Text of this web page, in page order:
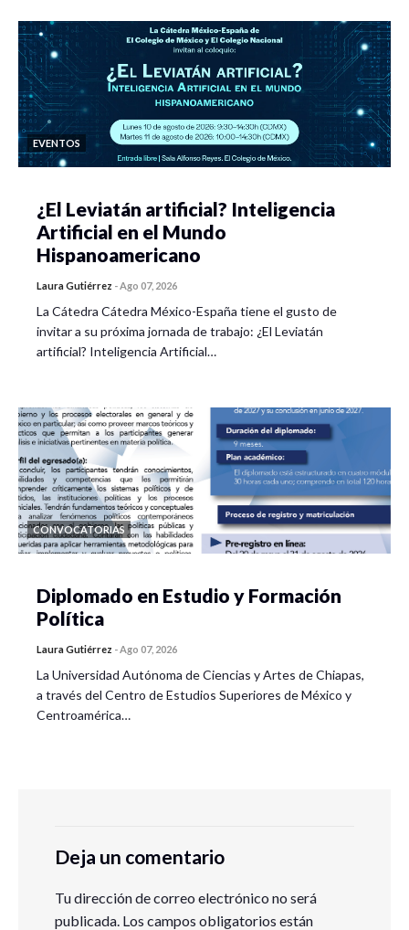
EVENTOS
¿El Leviatán artificial? Inteligencia
Artificial en el Mundo
Hispanoamericano
Laura Gutiérrez -Ago 07, 2026
La Cátedra Cátedra México-España tiene el gusto de
invitar a su próxima jornada de trabajo: ¿El Leviatán
artificial? Inteligencia Artificial…
CONVOCATORIAS
Diplomado en Estudio y Formación
Política
Laura Gutiérrez -Ago 07, 2026
La Universidad Autónoma de Ciencias y Artes de Chiapas,
a través del Centro de Estudios Superiores de México y
Centroamérica…
Deja un comentario
Tu dirección de correo electrónico no será
publicada. Los campos obligatorios están